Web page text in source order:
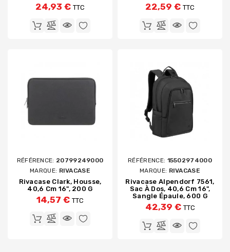
24,93 € TTC 22,59 € TTC
RÉFÉRENCE: 20799249000
MARQUE: RIVACASE
Rivacase Clark, Housse,
40,6 Cm 16", 200 G
14,57 € TTC
RÉFÉRENCE: 15502974000
MARQUE: RIVACASE
Rivacase Alpendorf 7561,
Sac À Dos, 40,6 Cm 16",
Sangle Épaule, 600 G
42,39 € TTC